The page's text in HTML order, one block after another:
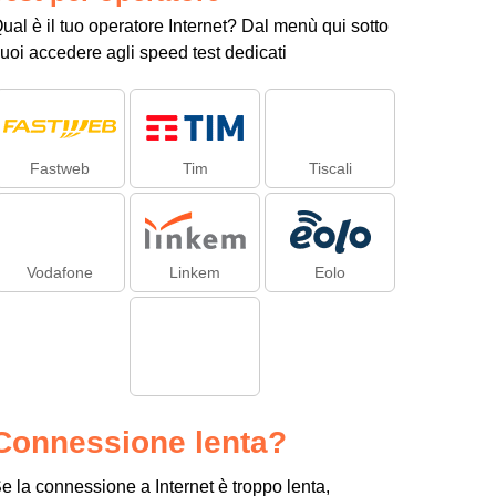
è il tuo operatore Internet? Dal menù qui sotto
accedere agli speed test dedicati
Fastweb Tim Tiscali
Vodafone Linkem Eolo
lenta?
la connessione a Internet è troppo lenta,